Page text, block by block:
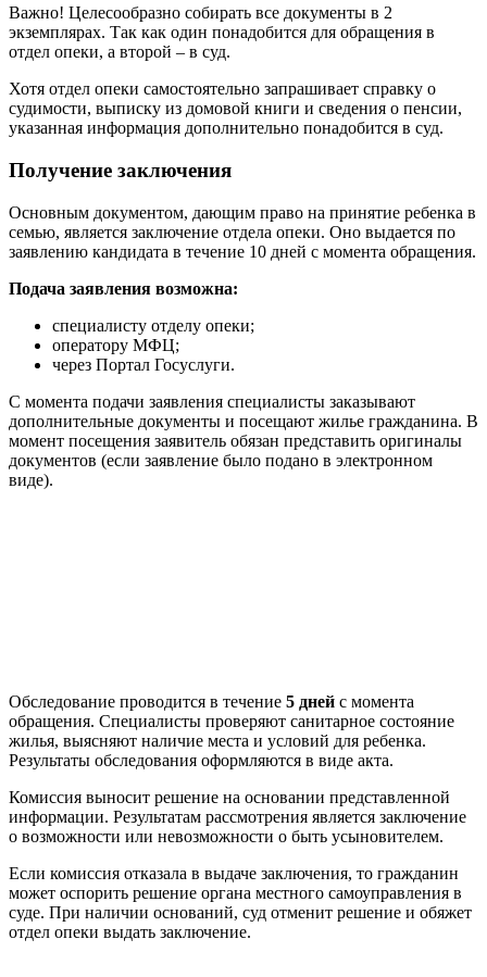
Важно! Целесообразно собирать все документы в 2
экземплярах. Так как один понадобится для обращения в
отдел опеки, а второй – в суд.
Хотя отдел опеки самостоятельно запрашивает справку о
судимости, выписку из домовой книги и сведения о пенсии,
указанная информация дополнительно понадобится в суд.
Получение заключения
Основным документом, дающим право на принятие ребенка в
семью, является заключение отдела опеки. Оно выдается по
заявлению кандидата в течение 10 дней с момента обращения.
Подача заявления возможна:
специалисту отделу опеки;
оператору МФЦ;
через Портал Госуслуги.
С момента подачи заявления специалисты заказывают
дополнительные документы и посещают жилье гражданина. В
момент посещения заявитель обязан представить оригиналы
документов (если заявление было подано в электронном
виде).
Обследование проводится в течение 5 дней с момента
обращения. Специалисты проверяют санитарное состояние
жилья, выясняют наличие места и условий для ребенка.
Результаты обследования оформляются в виде акта.
Комиссия выносит решение на основании представленной
информации. Результатам рассмотрения является заключение
о возможности или невозможности о быть усыновителем.
Если комиссия отказала в выдаче заключения, то гражданин
может оспорить решение органа местного самоуправления в
суде. При наличии оснований, суд отменит решение и обяжет
отдел опеки выдать заключение.